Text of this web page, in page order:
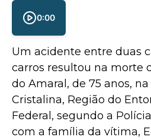
0:00
Um acidente entre duas
carros resultou na morte
do Amaral, de 75 anos,
Cristalina, Região do
Federal, segundo a
com a família da vítima,